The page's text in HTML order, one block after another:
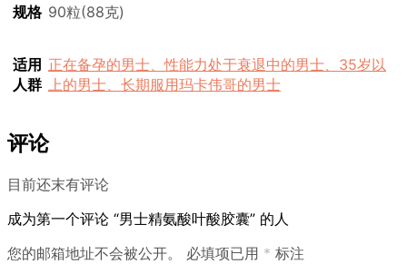
规格 90粒(88克)
适用
人群
正在备孕的男士、性能力处于衰退中的男士、35岁以
上的男士、长期服用玛卡伟哥的男士
评论
目前还末有评论
成为第一个评论 “男士精氨酸叶酸胶囊” 的人
您的邮箱地址不会被公开。
必填项已用 * 标注